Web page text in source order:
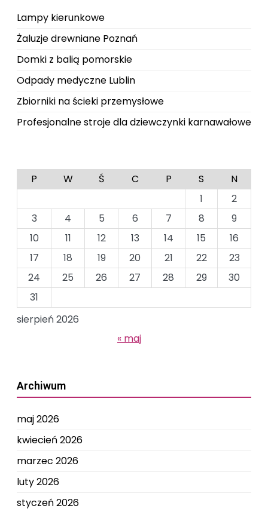
Lampy kierunkowe
Żaluzje drewniane Poznań
Domki z balią pomorskie
Odpady medyczne Lublin
Zbiorniki na ścieki przemysłowe
Profesjonalne stroje dla dziewczynki karnawałowe
sierpień 2026
P W Ś C P S
N
1
2
3
4 5 6 7 8
9
10
11 12 13 14 15
16
17
18 19 20 21 22
23
24
25 26 27 28 29
30
31
« maj
Archiwum
maj 2026
kwiecień 2026
marzec 2026
luty 2026
styczeń 2026